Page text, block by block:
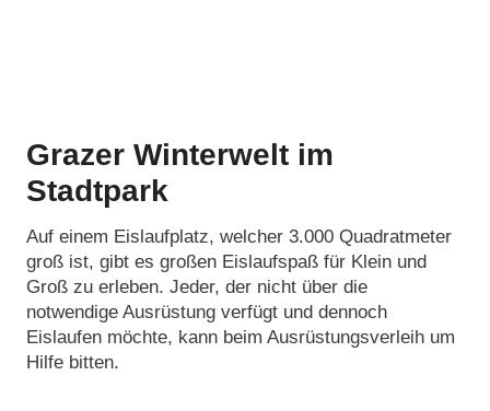
Grazer Winterwelt im
Stadtpark
Auf einem Eislaufplatz, welcher 3.000 Quadratmeter
groß ist, gibt es großen Eislaufspaß für Klein und
Groß zu erleben. Jeder, der nicht über die
notwendige Ausrüstung verfügt und dennoch
Eislaufen möchte, kann beim Ausrüstungsverleih um
Hilfe bitten.